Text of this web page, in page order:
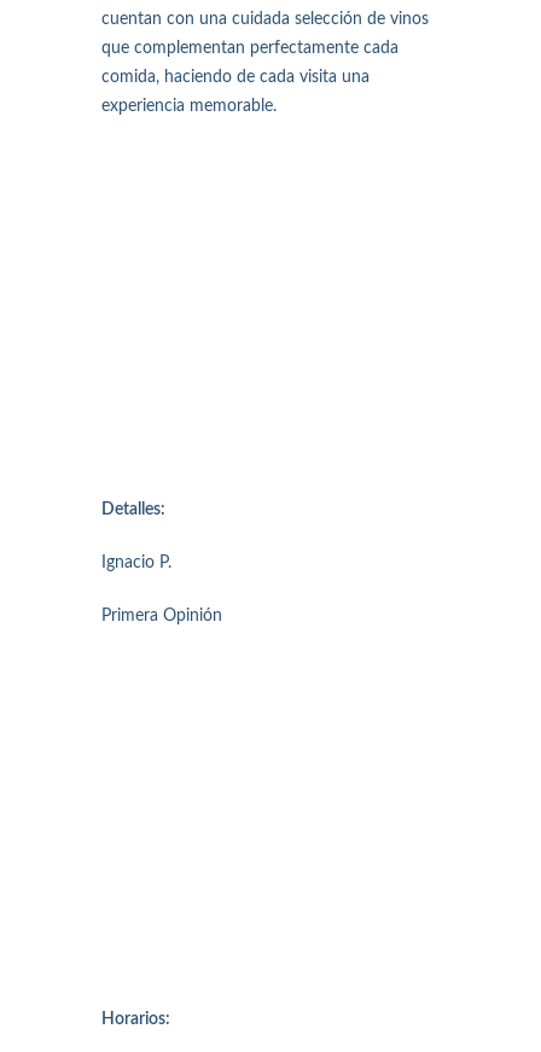
cuentan con una cuidada selección de vinos
que complementan perfectamente cada
comida, haciendo de cada visita una
experiencia memorable.
Detalles:
Ignacio P.
Primera Opinión
Horarios: